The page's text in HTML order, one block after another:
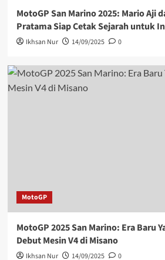
MotoGP San Marino 2025: Mario Aji
Pratama Siap Cetak Sejarah untuk
Ikhsan Nur 14/09/2025 0
MotoGP
MotoGP 2025 San Marino: Era Baru
Debut Mesin V4 di Misano
Ikhsan Nur 14/09/2025 0